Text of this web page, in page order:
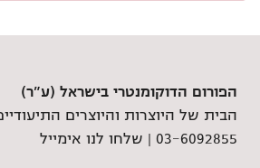
הפורום הדוקומנטרי בישראל (ע"ר)
הבית של היוצרות והיוצרים
03-6092855 |
שלחו לנו אימייל